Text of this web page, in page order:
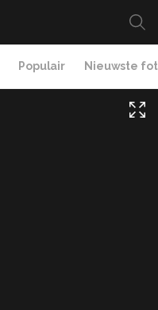
Populair Nieuwste